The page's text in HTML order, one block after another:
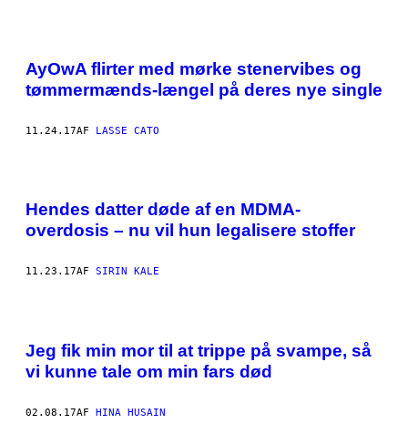
AyOwA flirter med mørke stenervibes og
tømmermænds-længel på deres nye single
11.24.17AF LASSE CATO
Hendes datter døde af en MDMA-
overdosis – nu vil hun legalisere stoffer
11.23.17AF SIRIN KALE
Jeg fik min mor til at trippe på svampe, så
vi kunne tale om min fars død
02.08.17AF HINA HUSAIN